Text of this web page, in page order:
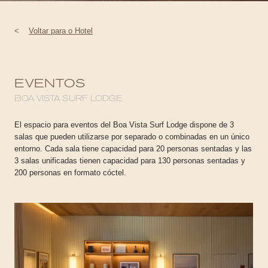
< Voltar para o Hotel
EVENTOS
BOA VISTA SURF LODGE
El espacio para eventos del Boa Vista Surf Lodge dispone de 3
salas que pueden utilizarse por separado o combinadas en un único
entorno. Cada sala tiene capacidad para 20 personas sentadas y las
3 salas unificadas tienen capacidad para 130 personas sentadas y
200 personas en formato cóctel.